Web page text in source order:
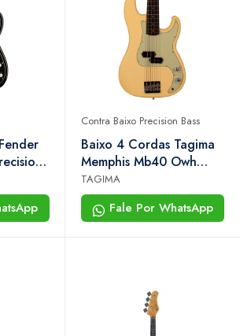
Contra Baixo Precision Bass
Baixo 4 Cordas Tagima
Memphis Mb40 Owh
Satin Precision Branco
TAGIMA
Fale Por WhatsApp